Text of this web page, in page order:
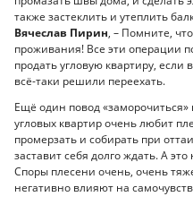
также застеклить и утеплить
Вячеслав Пирин, – Помните,
проживания! Все эти операции
продать угловую квартиру,
всё-таки решили переехать.
Ещё один повод «заморочиться»
угловых квартир очень любит
промерзать и собирать при
заставит себя долго ждать. А
Споры плесени очень, очень
негативно влияют на